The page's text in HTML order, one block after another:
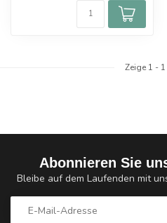
Zeige 1 - 1
Abonnieren Sie
Bleibe auf dem Laufenden mit